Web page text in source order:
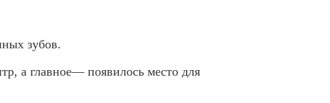
зубов.
а главное— появилось место для